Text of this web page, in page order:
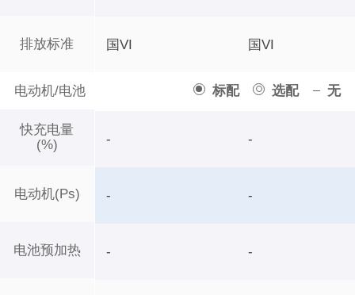
排放标准
电动机/电池 标配 选配 无
快充电量
(%)
电动机(Ps)
电池预加热
国VI 国VI
- -
- -
- -